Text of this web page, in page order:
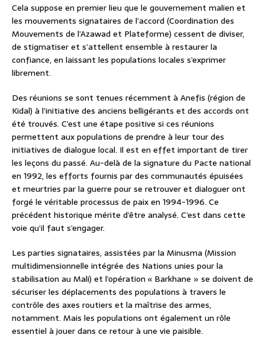
Cela suppose en premier lieu que le gouvernement malien et
les mouvements signataires de l’accord (Coordination des
Mouvements de l’Azawad et Plateforme) cessent de diviser,
de stigmatiser et s’attellent ensemble à restaurer la
confiance, en laissant les populations locales s’exprimer
librement.
Des réunions se sont tenues récemment à Anefis (région de
Kidal) à l’initiative des anciens belligérants et des accords ont
été trouvés. C’est une étape positive si ces réunions
permettent aux populations de prendre à leur tour des
initiatives de dialogue local. Il est en effet important de tirer
les leçons du passé. Au-delà de la signature du Pacte national
en 1992, les efforts fournis par des communautés épuisées
et meurtries par la guerre pour se retrouver et dialoguer ont
forgé le véritable processus de paix en 1994-1996. Ce
précédent historique mérite d’être analysé. C’est dans cette
voie qu’il faut s’engager.
Les parties signataires, assistées par la Minusma (Mission
multidimensionnelle intégrée des Nations unies pour la
stabilisation au Mali) et l’opération « Barkhane » se doivent de
sécuriser les déplacements des populations à travers le
contrôle des axes routiers et la maîtrise des armes,
notamment. Mais les populations ont également un rôle
essentiel à jouer dans ce retour à une vie paisible.